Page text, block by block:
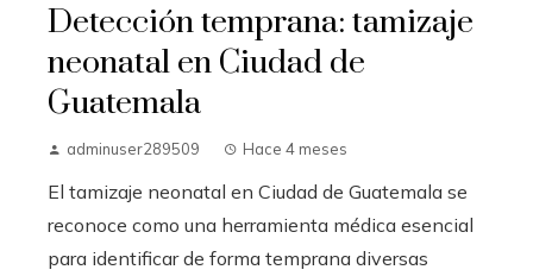
Detección temprana: tamizaje
neonatal en Ciudad de
Guatemala
adminuser289509 Hace 4 meses
El tamizaje neonatal en Ciudad de Guatemala se
reconoce como una herramienta médica esencial
para identificar de forma temprana diversas